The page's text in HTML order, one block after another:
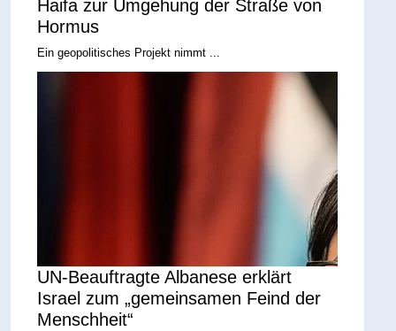
Haifa zur Umgehung der Straße von
Hormus
Ein geopolitisches Projekt nimmt ...
UN-Beauftragte Albanese erklärt
Israel zum „gemeinsamen Feind der
Menschheit“